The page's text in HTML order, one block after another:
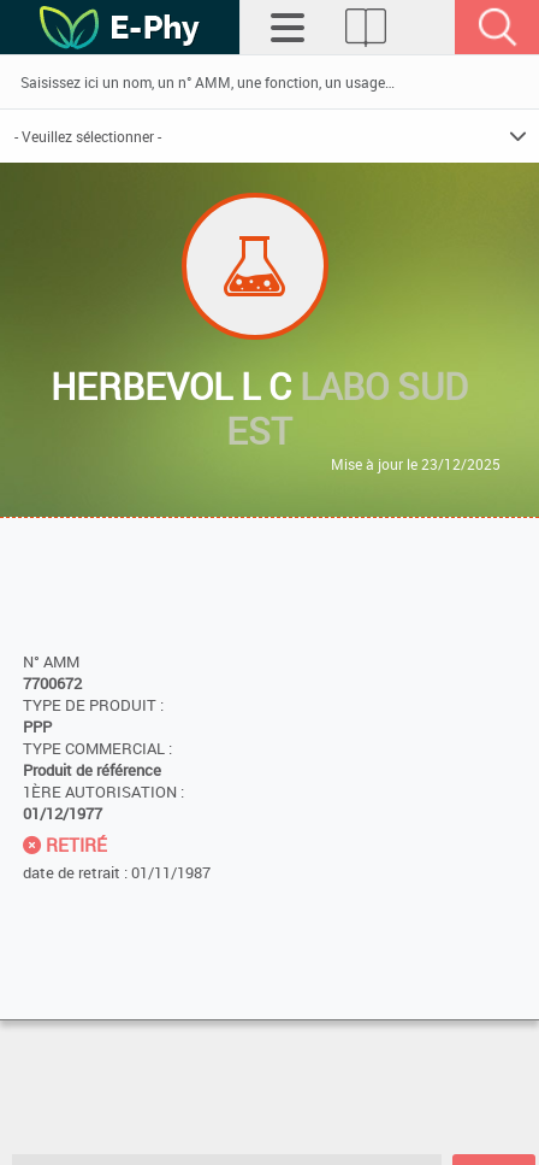
HERBEVOL L C LABO SUD
EST
Mise à jour le 23/12/2025
N° AMM
7700672
TYPE DE PRODUIT :
PPP
TYPE COMMERCIAL :
Produit de référence
1ÈRE AUTORISATION :
01/12/1977
RETIRÉ
date de retrait : 01/11/1987